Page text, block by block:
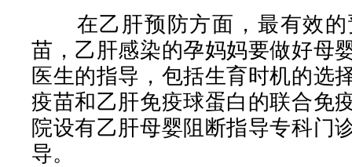
在乙肝预防方面，最有效的
苗，乙肝感染的孕妈妈要做好母
医生的指导，包括生育时机的选
疫苗和乙肝免疫球蛋白的联合免
院设有乙肝母婴阻断指导专科门
导。